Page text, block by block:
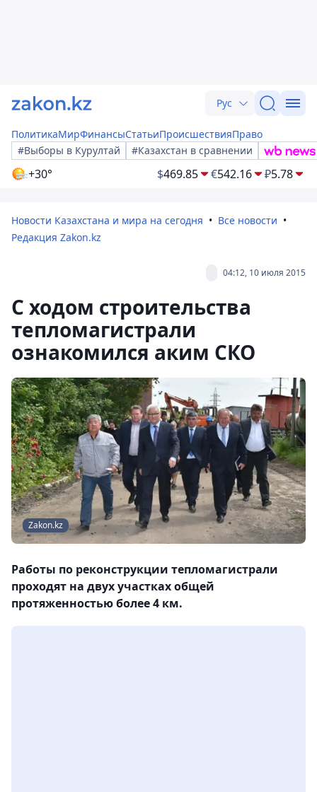
Рус
ПолитикаМирФинансыСтатьиПроисшествияПраво
#Выборы в Курултай
#Казахстан в сравнении
+30° $469.85 €542.16 ₽5.78
Новости Казахстана и мира на сегодня
Все новости
Редакция Zakon.kz
04:12, 10 июля 2015
С ходом строительства
тепломагистрали
ознакомился аким СКО
Zakon.kz
Работы по реконструкции тепломагистрали
проходят на двух участках общей
протяженностью более 4 км.